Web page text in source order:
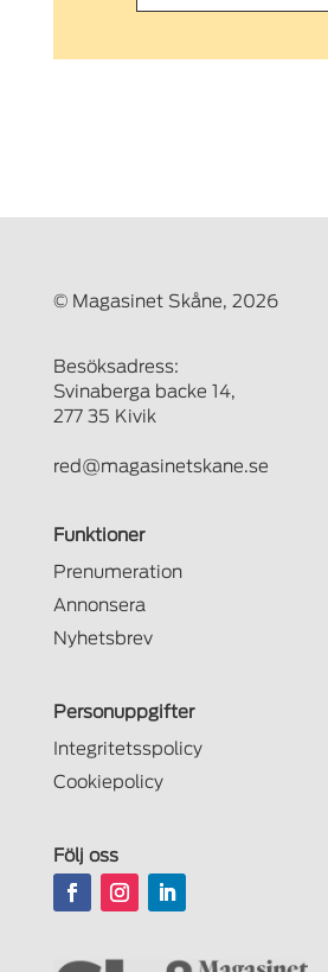
© Magasinet Skåne, 2026
Besöksadress:
Svinaberga backe 14,
277 35 Kivik
red@magasinetskane.se
Funktioner
Prenumeration
Annonsera
Nyhetsbrev
Personuppgifter
Integritetsspolicy
Cookiepolicy
Följ oss